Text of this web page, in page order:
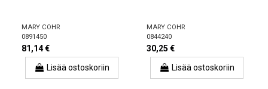
MARY COHR
0891450
81,14 €
Lisää ostoskoriin
MARY COHR
0844240
30,25 €
Lisää ostoskoriin